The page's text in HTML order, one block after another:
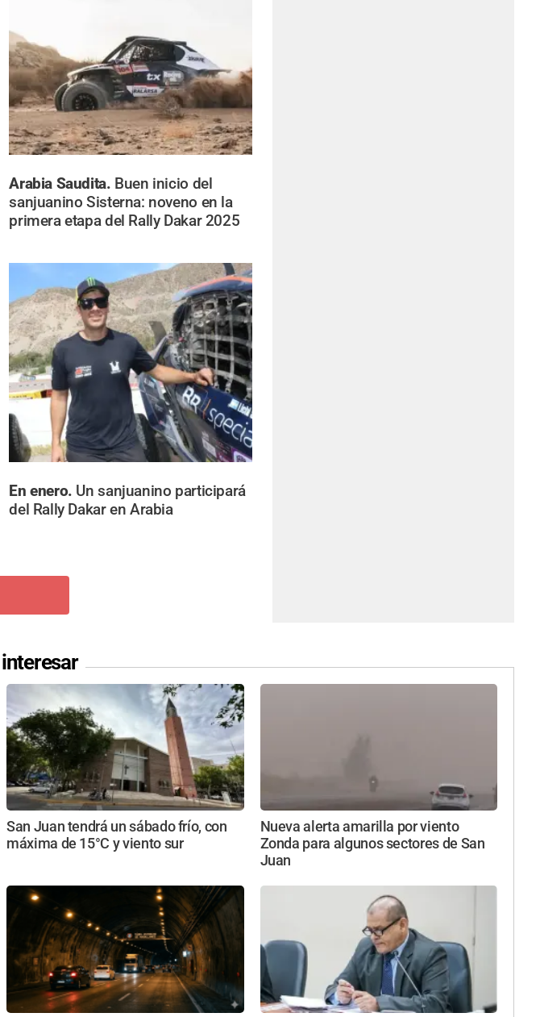
Arabia Saudita. Buen inicio del
sanjuanino Sisterna: noveno en la
primera etapa del Rally Dakar 2025
En enero. Un sanjuanino participará
del Rally Dakar en Arabia
interesar
San Juan tendrá un sábado frío, con
máxima de 15°C y viento sur
Nueva alerta amarilla por viento
Zonda para algunos sectores de San
Juan